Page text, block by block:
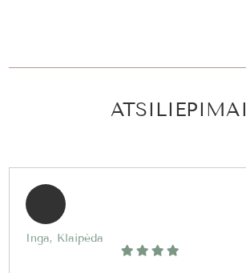
ATSILIEPIMAI
Inga, Klaipėda